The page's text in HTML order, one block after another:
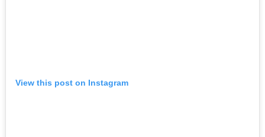
View this post on Instagram